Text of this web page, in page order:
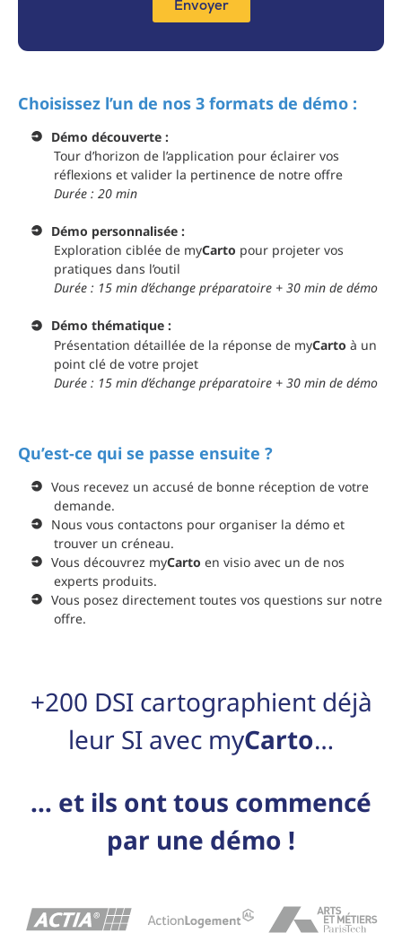
Choisissez l’un de nos 3 formats de démo :
Démo découverte :
Tour d’horizon de l’application pour éclairer vos
réflexions et valider la pertinence de notre offre
Durée : 20 min
Démo personnalisée :
Exploration ciblée de myCarto pour projeter vos
pratiques dans l’outil
Durée : 15 min d’échange préparatoire + 30 min de démo
Démo thématique :
Présentation détaillée de la réponse de myCarto à un
point clé de votre projet
Durée : 15 min d’échange préparatoire + 30 min de démo
Qu’est-ce qui se passe ensuite ?
Vous recevez un accusé de bonne réception de votre
demande.
Nous vous contactons pour organiser la démo et
trouver un créneau.
Vous découvrez myCarto en visio avec un de nos
experts produits.
Vous posez directement toutes vos questions sur notre
offre.
Envoyer
+200 DSI cartographient déjà
leur SI avec myCarto…
… et ils ont tous commencé
par une démo !